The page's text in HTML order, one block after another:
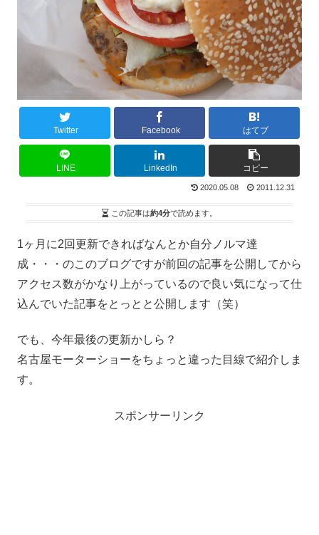
Twitter Facebook はてブ
LINE LinkedIn コピー
2020.05.08 2011.12.31
この記事は約4分で読めます。
1ヶ月に2回更新できればなんとか自分ノルマ達
成・・・のこのブログですが前回の記事を公開してから
アクセス数がかなり上がっているので良い気になって仕
込んでいた記事をとっとと公開します（笑）
でも、今年最後の更新かしら？
名古屋モーターショーをちょっと違った目線で紹介しま
す。
スポンサーリンク